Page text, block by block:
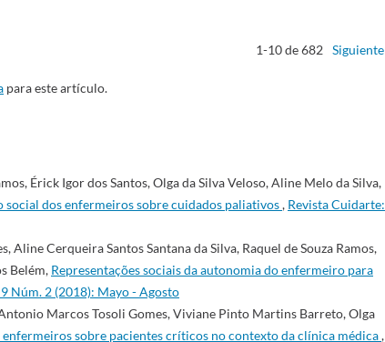
1-10 de 682 Siguiente
para este artículo.
Érick Igor dos Santos, Olga da Silva Veloso, Aline Melo da Silva,
social dos enfermeiros sobre cuidados paliativos, Revista Cuidarte:
Cerqueira Santos Santana da Silva, Raquel de Souza Ramos,
Belém, Representações sociais da autonomia do enfermeiro para
Núm. 2 (2018): Mayo - Agosto
Marcos Tosoli Gomes, Viviane Pinto Martins Barreto, Olga
sobre pacientes críticos no contexto da clínica médica,